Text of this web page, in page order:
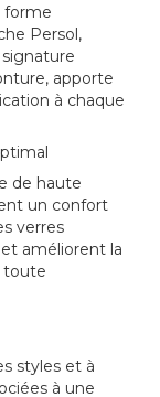
forme
Persol,
apporte
à chaque
de haute
un confort
verres
améliorent la
toute
styles et à
à une